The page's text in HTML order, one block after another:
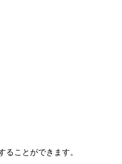
ことができます。